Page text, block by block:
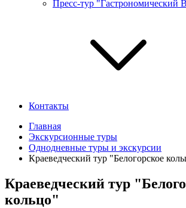
Пресс-тур "Гастрономический
Контакты
Главная
Экскурсионные туры
Однодневные туры и экскурсии
Краеведческий тур "Белогорское
Краеведческий тур
кольцо"